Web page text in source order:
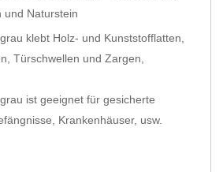
und Naturstein
klebt Holz- und Kunststofflatten,
Türschwellen und Zargen,
ist geeignet für gesicherte
Krankenhäuser, usw.